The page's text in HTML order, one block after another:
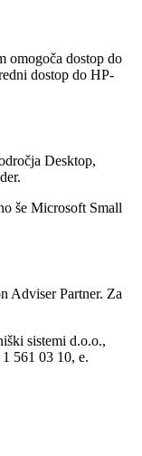
omogoča dostop do
dostop do HP-
Desktop,
še Microsoft Small
Adviser Partner. Za
sistemi d.o.o.,
561 03 10, e.